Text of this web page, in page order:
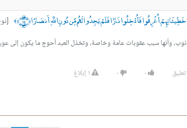
أُغْرِقُوا فَأُدْخِلُوا نَارًا فَلَمْ يَجِدُوا لَهُم مِّن دُونِ اللَّهِ أَنصَارًا ﴿٢٥﴾ ﴾
وأنها سبب عقوبات عامة وخاصة، وتخذل العبد أحوج ما يكون إلى
تعليق ٠ ٠ ١ إبلاغ